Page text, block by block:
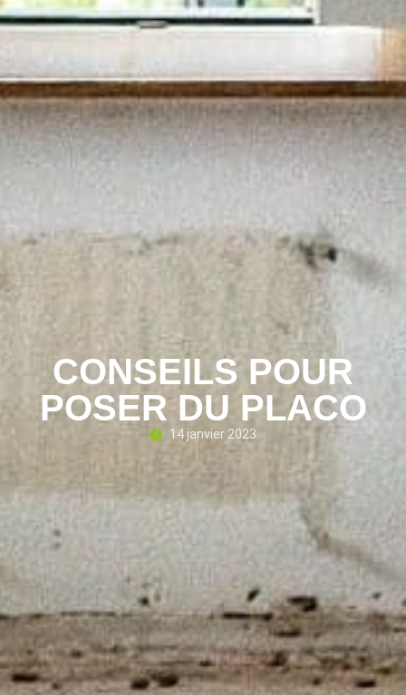
CONSEILS POUR
POSER DU PLACO
14 janvier 2023